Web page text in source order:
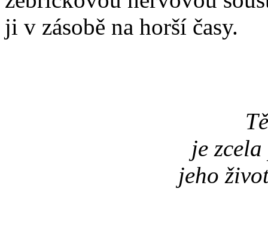
ji v zásobě na horší časy.
je
jeho